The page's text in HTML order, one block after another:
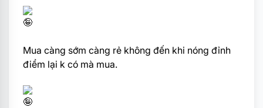
Mua càng sớm càng rẻ không đến khi nóng đỉnh
điểm lại k có mà mua.